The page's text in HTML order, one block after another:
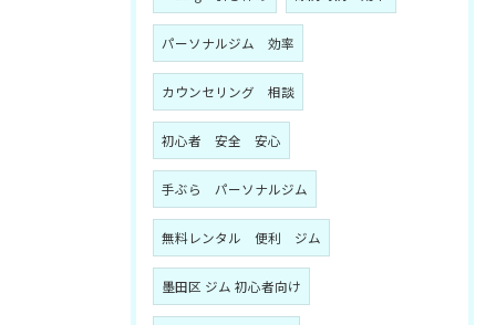
パーソナルジム 効率
カウンセリング 相談
初心者 安全 安心
手ぶら パーソナルジム
無料レンタル 便利 ジム
墨田区 ジム 初心者向け